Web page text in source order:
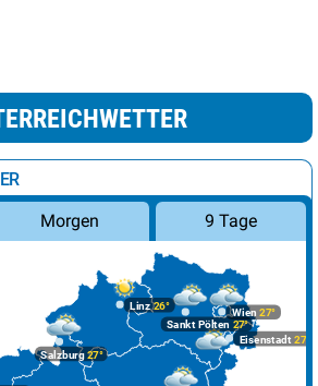
Morgen 9 Tage
Linz26°
Salzburg27°
Wien 27°
Eisenstadt 27°
Sankt Pölten 27°